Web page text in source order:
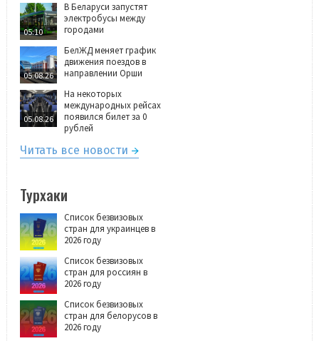
05:10
В Беларуси запустят
электробусы между
городами
05.08.26
БелЖД меняет график
движения поездов в
направлении Орши
05.08.26
На некоторых
международных рейсах
появился билет за 0
рублей
Читать все новости
Турхаки
Список безвизовых
стран для украинцев в
2026 году
Список безвизовых
стран для россиян в
2026 году
Список безвизовых
стран для белорусов в
2026 году